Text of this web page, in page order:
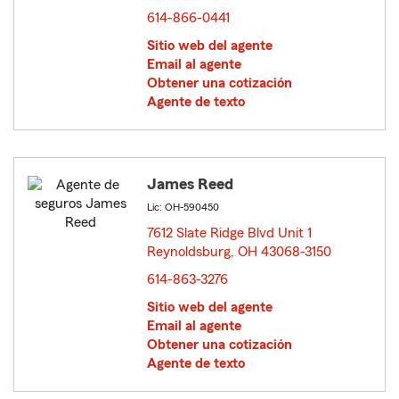
614-866-0441
Sitio web del agente
Email al agente
Obtener una cotización
Agente de texto
James Reed
Lic: OH-590450
7612 Slate Ridge Blvd Unit 1
Reynoldsburg, OH 43068-3150
614-863-3276
Sitio web del agente
Email al agente
Obtener una cotización
Agente de texto